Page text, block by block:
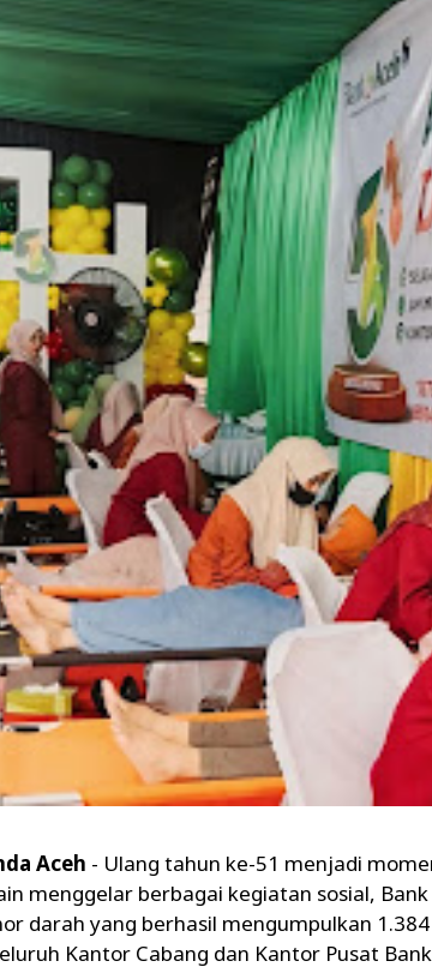
Aceh - Ulang tahun ke-51 menjadi
menggelar berbagai kegiatan sosial,
darah yang berhasil mengumpulkan
Kantor Cabang dan Kantor Pusat